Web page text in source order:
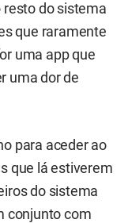
resto do sistema
que raramente
uma app que
uma dor de
para aceder ao
que lá estiverem
do sistema
conjunto com